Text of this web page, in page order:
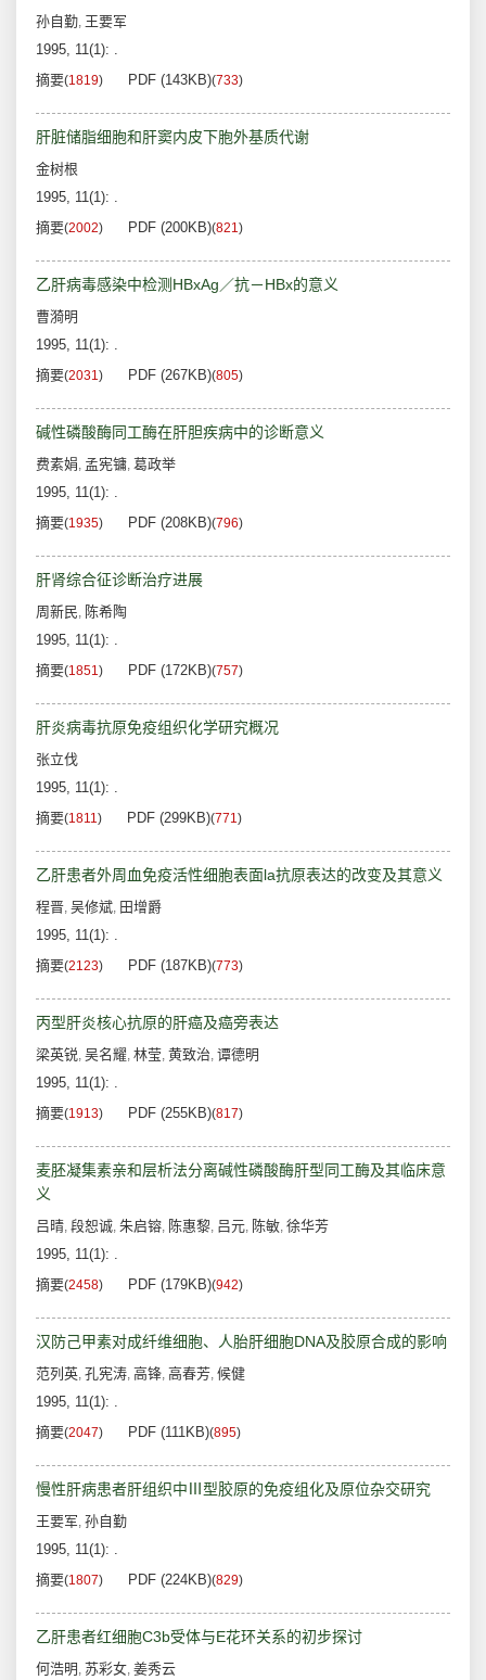
孙自勤, 王要军
1995, 11(1): .
摘要(1819) PDF (143KB)(733)
肝脏储脂细胞和肝窦内皮下胞外基质代谢
金树根
1995, 11(1): .
摘要(2002) PDF (200KB)(821)
乙肝病毒感染中检测HBxAg／抗－HBx的意义
曹漪明
1995, 11(1): .
摘要(2031) PDF (267KB)(805)
碱性磷酸酶同工酶在肝胆疾病中的诊断意义
费素娟, 孟宪镛, 葛政举
1995, 11(1): .
摘要(1935) PDF (208KB)(796)
肝肾综合征诊断治疗进展
周新民, 陈希陶
1995, 11(1): .
摘要(1851) PDF (172KB)(757)
肝炎病毒抗原免疫组织化学研究概况
张立伐
1995, 11(1): .
摘要(1811) PDF (299KB)(771)
乙肝患者外周血免疫活性细胞表面la抗原表达的改变及其意义
程晋, 吴修斌, 田增爵
1995, 11(1): .
摘要(2123) PDF (187KB)(773)
丙型肝炎核心抗原的肝癌及癌旁表达
梁英锐, 吴名耀, 林莹, 黄致治, 谭德明
1995, 11(1): .
摘要(1913) PDF (255KB)(817)
麦胚凝集素亲和层析法分离碱性磷酸酶肝型同工酶及其临床意
义
吕晴, 段恕诚, 朱启镕, 陈惠黎, 吕元, 陈敏, 徐华芳
1995, 11(1): .
摘要(2458) PDF (179KB)(942)
汉防己甲素对成纤维细胞、人胎肝细胞DNA及胶原合成的影响
范列英, 孔宪涛, 高锋, 高春芳, 候健
1995, 11(1): .
摘要(2047) PDF (111KB)(895)
慢性肝病患者肝组织中Ⅲ型胶原的免疫组化及原位杂交研究
王要军, 孙自勤
1995, 11(1): .
摘要(1807) PDF (224KB)(829)
乙肝患者红细胞C3b受体与E花环关系的初步探讨
何浩明 , 苏彩女, 姜秀云